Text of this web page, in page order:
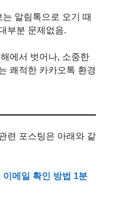
알림톡으로 오기 때
부분 문제없음.
에서 벗어나, 소중한
쾌적한 카카오톡 환경
련 포스팅은 아래와 같
메일 확인 방법 1분